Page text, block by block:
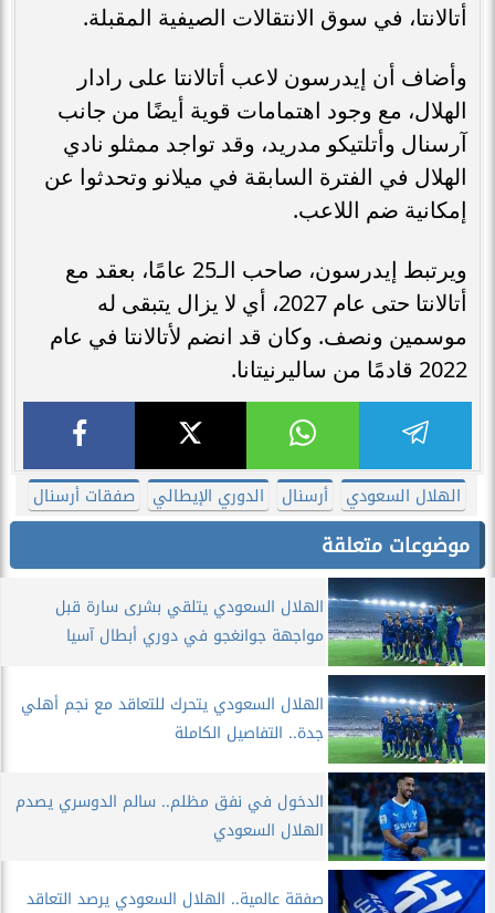
أتالانتا، في سوق الانتقالات الصيفية المقبلة.
وأضاف أن إيدرسون لاعب أتالانتا على رادار
الهلال، مع وجود اهتمامات قوية أيضًا من جانب
آرسنال وأتلتيكو مدريد، وقد تواجد ممثلو نادي
الهلال في الفترة السابقة في ميلانو وتحدثوا عن
إمكانية ضم اللاعب.
ويرتبط إيدرسون، صاحب الـ25 عامًا، بعقد مع
أتالانتا حتى عام 2027، أي لا يزال يتبقى له
موسمين ونصف. وكان قد انضم لأتالانتا في عام
2022 قادمًا من ساليرنيتانا.
الهلال السعودي أرسنال الدوري الإيطالي صفقات أرسنال
موضوعات متعلقة
الهلال السعودي يتلقي بشرى سارة قبل
مواجهة جوانغجو في دوري أبطال آسيا
الهلال السعودي يتحرك للتعاقد مع نجم أهلي
جدة.. التفاصيل الكاملة
الدخول في نفق مظلم.. سالم الدوسري يصدم
الهلال السعودي
صفقة عالمية.. الهلال السعودي يرصد التعاقد